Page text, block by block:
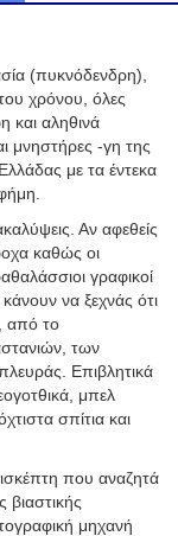
(πυκνόδενδρη),
χρόνου, όλες
και αληθινά
μνηστήρες -γη της
με τα έντεκα
Αν αφεθείς
καθώς οι
γραφικοί
να ξεχνάς ότι
από το
των
Επιβλητικά
μπελ
σπίτια και
που αναζητά
βιαστικής
μηχανή